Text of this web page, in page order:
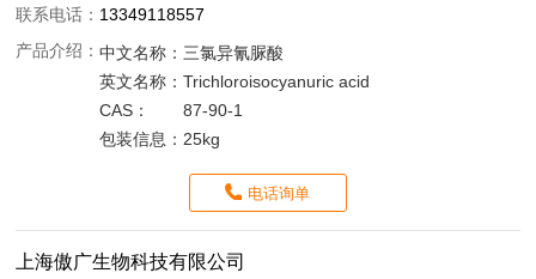
联系电话： 13349118557
产品介绍：中文名称： 三氯异氰脲酸
英文名称：Trichloroisocyanuric acid
CAS：
87-90-1
包装信息： 25kg
电话询单
上海傲广生物科技有限公司